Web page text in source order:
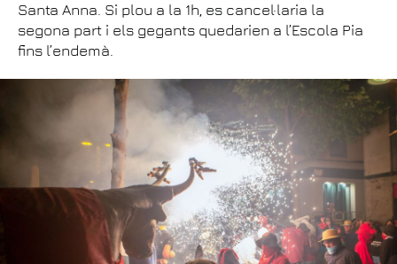
Santa Anna. Si plou a la 1h, es cancel·laria la
segona part i els gegants quedarien a l’Escola Pia
fins l’endemà.